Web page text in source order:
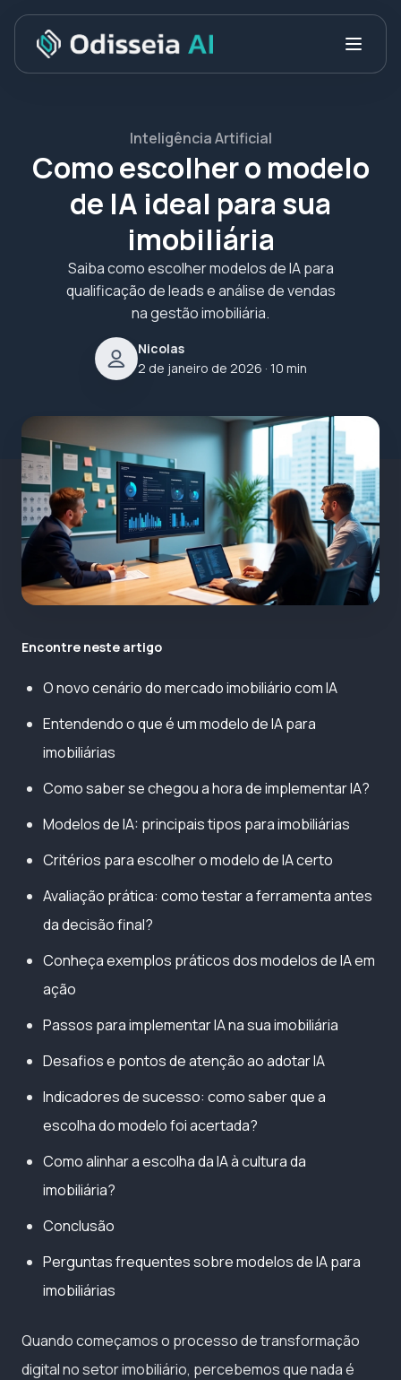
Inteligência Artificial
Como escolher o modelo
de IA ideal para sua
imobiliária
Saiba como escolher modelos de IA para
qualificação de leads e análise de vendas
na gestão imobiliária.
Nicolas
2 de janeiro de 2026 · 10 min
Encontre neste artigo
O novo cenário do mercado imobiliário com IA
Entendendo o que é um modelo de IA para
imobiliárias
Como saber se chegou a hora de implementar IA?
Modelos de IA: principais tipos para imobiliárias
Critérios para escolher o modelo de IA certo
Avaliação prática: como testar a ferramenta antes
da decisão final?
Conheça exemplos práticos dos modelos de IA em
ação
Passos para implementar IA na sua imobiliária
Desafios e pontos de atenção ao adotar IA
Indicadores de sucesso: como saber que a
escolha do modelo foi acertada?
Como alinhar a escolha da IA à cultura da
imobiliária?
Conclusão
Perguntas frequentes sobre modelos de IA para
imobiliárias
Quando começamos o processo de transformação
digital no setor imobiliário, percebemos que nada é